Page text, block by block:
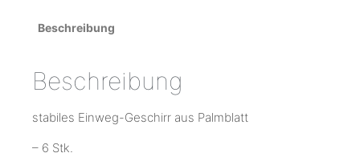
Beschreibung
Beschreibung
stabiles Einweg-Geschirr aus Palmblatt
– 6 Stk.